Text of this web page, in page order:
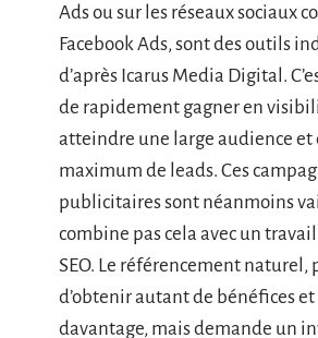
Ads ou sur les réseaux sociaux
Facebook Ads, sont des outils
d’après Icarus Media Digital.
de rapidement gagner en
atteindre une large audience et
maximum de leads. Ces
publicitaires sont néanmoins
combine pas cela avec un
SEO. Le référencement naturel,
d’obtenir autant de bénéfices
davantage, mais demande un